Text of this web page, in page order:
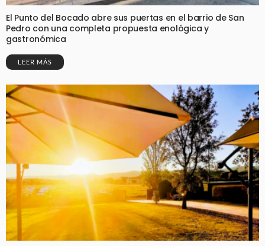
El Punto del Bocado abre sus puertas en el barrio de San
Pedro con una completa propuesta enológica y
gastronómica
LEER MÁS